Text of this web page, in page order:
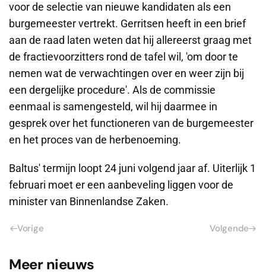
voor de selectie van nieuwe kandidaten als een
burgemeester vertrekt. Gerritsen heeft in een brief
aan de raad laten weten dat hij allereerst graag met
de fractievoorzitters rond de tafel wil, 'om door te
nemen wat de verwachtingen over en weer zijn bij
een dergelijke procedure'. Als de commissie
eenmaal is samengesteld, wil hij daarmee in
gesprek over het functioneren van de burgemeester
en het proces van de herbenoeming.
Baltus' termijn loopt 24 juni volgend jaar af. Uiterlijk 1
februari moet er een aanbeveling liggen voor de
minister van Binnenlandse Zaken.
Vorige Volgende
Meer nieuws